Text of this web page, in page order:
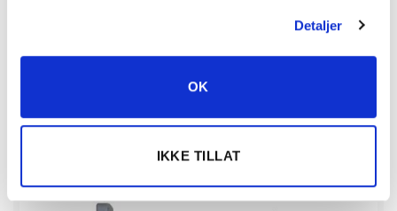
Detaljer
OK
IKKE TILLAT
Beltestrammer (komplett) antall